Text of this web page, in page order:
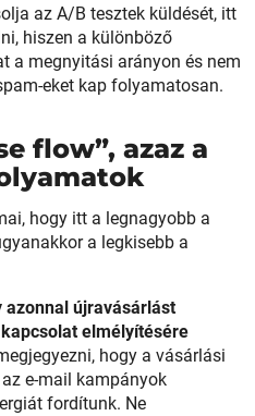
az A/B tesztek küldését, itt
hiszen a különböző
a megnyitási arányon és nem
eket kap folyamatosan.
flow”, azaz a
hogy itt a legnagyobb a
a legkisebb a
azonnal újravásárlást
elmélyítésére
hogy a vásárlási
e-mail kampányok
fordítunk. Ne